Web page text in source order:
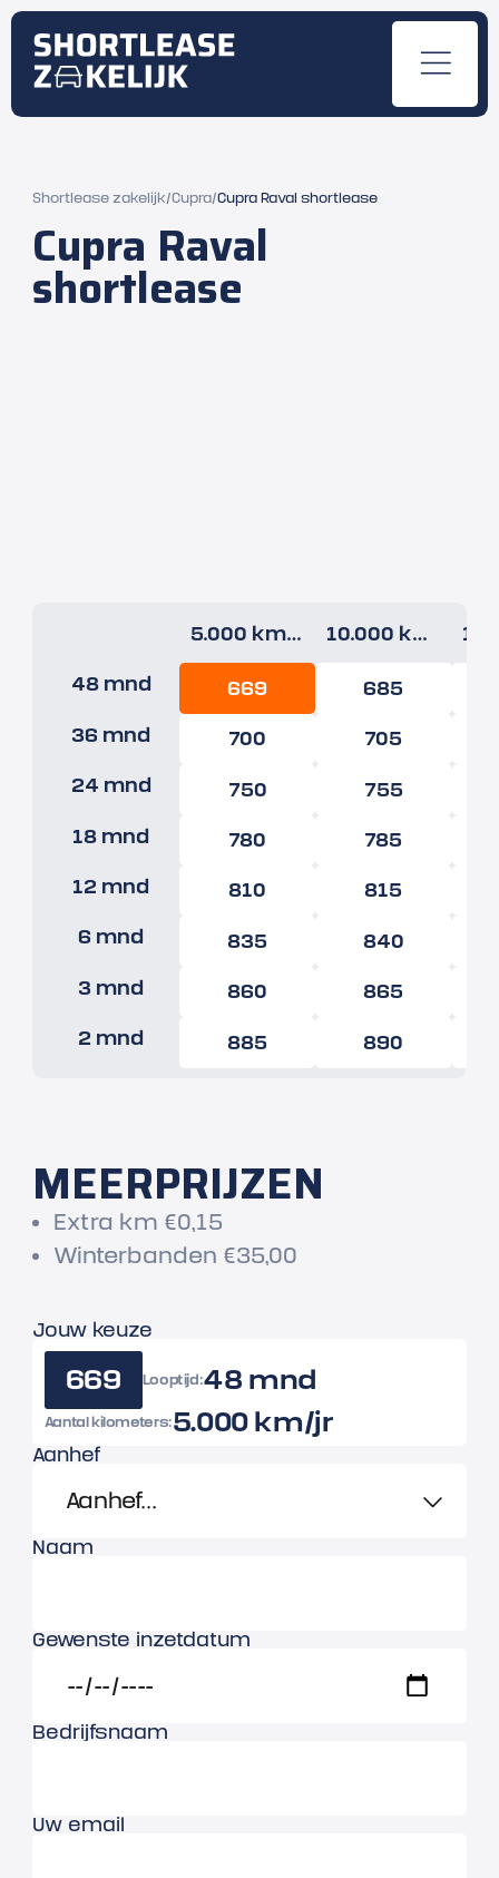
Shortlease zakelijk/Cupra/Cupra Raval shortlease
Cupra Raval
shortlease
5.000 km/jr 10.000 km/jr
48 mnd 669 685
36 mnd 700 705
24 mnd 750 755
18 mnd 780 785
12 mnd 810 815
6 mnd 835 840
3 mnd 860 865
2 mnd 885 890
MEERPRIJZEN
Extra km €0,15
Winterbanden €35,00
Jouw keuze
669 Looptijd:48 mnd
Aantal kilometers:5.000 km/jr
Aanhef
Naam
Gewenste inzetdatum
Bedrijfsnaam
Uw email